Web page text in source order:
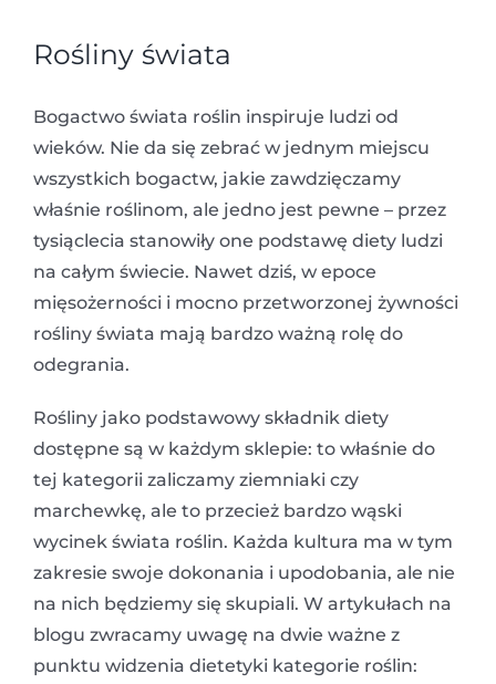
Rośliny świata
Bogactwo świata roślin inspiruje ludzi od
wieków. Nie da się zebrać w jednym miejscu
wszystkich bogactw, jakie zawdzięczamy
właśnie roślinom, ale jedno jest pewne – przez
tysiąclecia stanowiły one podstawę diety ludzi
na całym świecie. Nawet dziś, w epoce
mięsożerności i mocno przetworzonej żywności
rośliny świata mają bardzo ważną rolę do
odegrania.
Rośliny jako podstawowy składnik diety
dostępne są w każdym sklepie: to właśnie do
tej kategorii zaliczamy ziemniaki czy
marchewkę, ale to przecież bardzo wąski
wycinek świata roślin. Każda kultura ma w tym
zakresie swoje dokonania i upodobania, ale nie
na nich będziemy się skupiali. W artykułach na
blogu zwracamy uwagę na dwie ważne z
punktu widzenia dietetyki kategorie roślin: